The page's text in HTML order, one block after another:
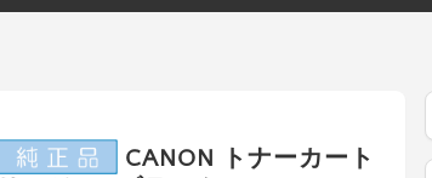
CANON トナーカート